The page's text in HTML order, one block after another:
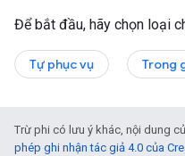
Để bắt đầu, hãy chọn loại
Tự phục vụ Trong
Trừ phi có lưu ý khác, nội dung
phép ghi nhận tác giả 4.0 của